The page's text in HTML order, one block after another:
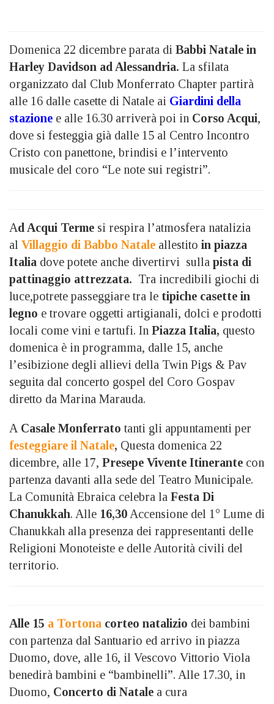
Domenica 22 dicembre parata di Babbi Natale in
Harley Davidson ad Alessandria. La sfilata
organizzato dal Club Monferrato Chapter partirà
alle 16 dalle casette di Natale ai Giardini della
stazione e alle 16.30 arriverà poi in Corso Acqui,
dove si festeggia già dalle 15 al Centro Incontro
Cristo con panettone, brindisi e l’intervento
musicale del coro “Le note sui registri”.
Ad Acqui Terme si respira l’atmosfera natalizia
al Villaggio di Babbo Natale allestito in piazza
Italia dove potete anche divertirvi sulla pista di
pattinaggio attrezzata. Tra incredibili giochi di
luce,potrete passeggiare tra le tipiche casette in
legno e trovare oggetti artigianali, dolci e prodotti
locali come vini e tartufi. In Piazza Italia, questo
domenica è in programma, dalle 15, anche
l’esibizione degli allievi della Twin Pigs & Pav
seguita dal concerto gospel del Coro Gospav
diretto da Marina Marauda.
A Casale Monferrato tanti gli appuntamenti per
festeggiare il Natale, Questa domenica 22
dicembre, alle 17, Presepe Vivente Itinerante con
partenza davanti alla sede del Teatro Municipale.
La Comunità Ebraica celebra la Festa Di
Chanukkah. Alle 16,30 Accensione del 1° Lume di
Chanukkah alla presenza dei rappresentanti delle
Religioni Monoteiste e delle Autorità civili del
territorio.
Alle 15 a Tortona corteo natalizio dei bambini
con partenza dal Santuario ed arrivo in piazza
Duomo, dove, alle 16, il Vescovo Vittorio Viola
benedirà bambini e “bambinelli”. Alle 17.30, in
Duomo, Concerto di Natale a cura